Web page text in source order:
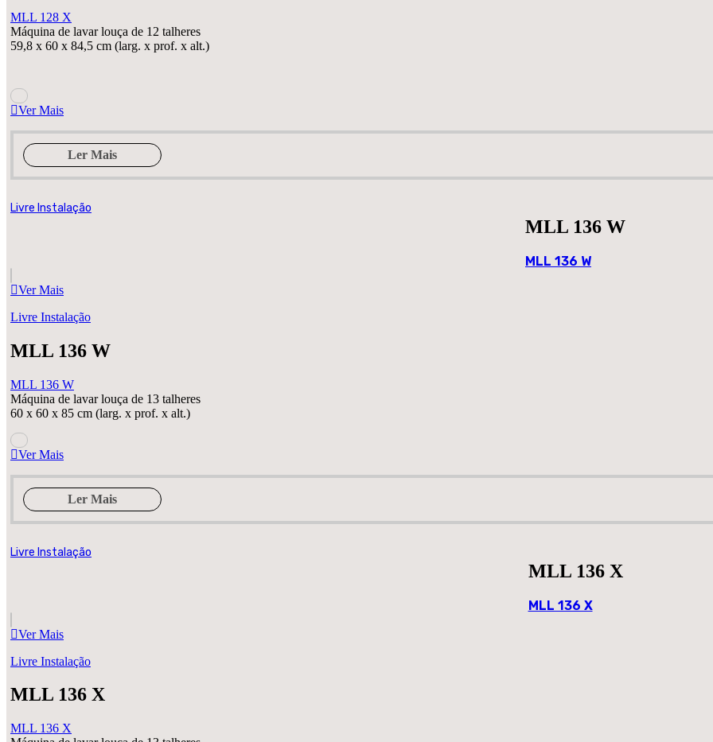
MLL 128 X
Máquina de lavar louça de 12 talheres
59,8 x 60 x 84,5 cm (larg. x prof. x alt.)
Ver Mais
Ler Mais
Livre Instalação
MLL 136 W
MLL 136 W
Ver Mais
Livre Instalação
MLL 136 W
MLL 136 W
Máquina de lavar louça de 13 talheres
60 x 60 x 85 cm (larg. x prof. x alt.)
Ver Mais
Ler Mais
Livre Instalação
MLL 136 X
MLL 136 X
Ver Mais
Livre Instalação
MLL 136 X
MLL 136 X